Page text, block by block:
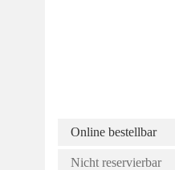
Online bestellbar
Nicht reservierbar